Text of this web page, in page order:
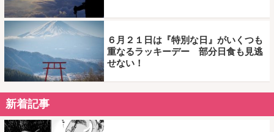
６月２１日は『特別な日』がいくつも
重なるラッキーデー 部分日食も見逃
せない！
新着記事